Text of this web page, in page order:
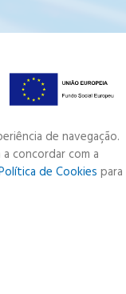
de navegação.
concordar com a
de Cookies para